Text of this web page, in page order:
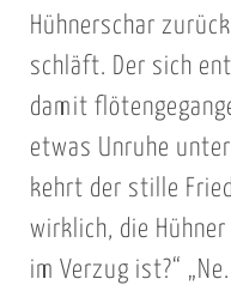
Hühnerschar
schläft. Der sich
damit
etwas Unruhe unter
kehrt der stille
wirklich, die
im Verzug ist?“